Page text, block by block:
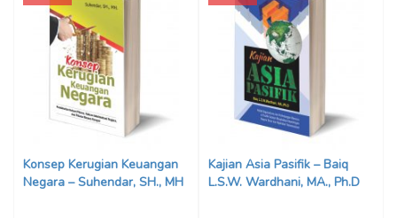
Konsep Kerugian Keuangan
Negara – Suhendar, SH., MH
Kajian Asia Pasifik – Baiq
L.S.W. Wardhani, MA., Ph.D